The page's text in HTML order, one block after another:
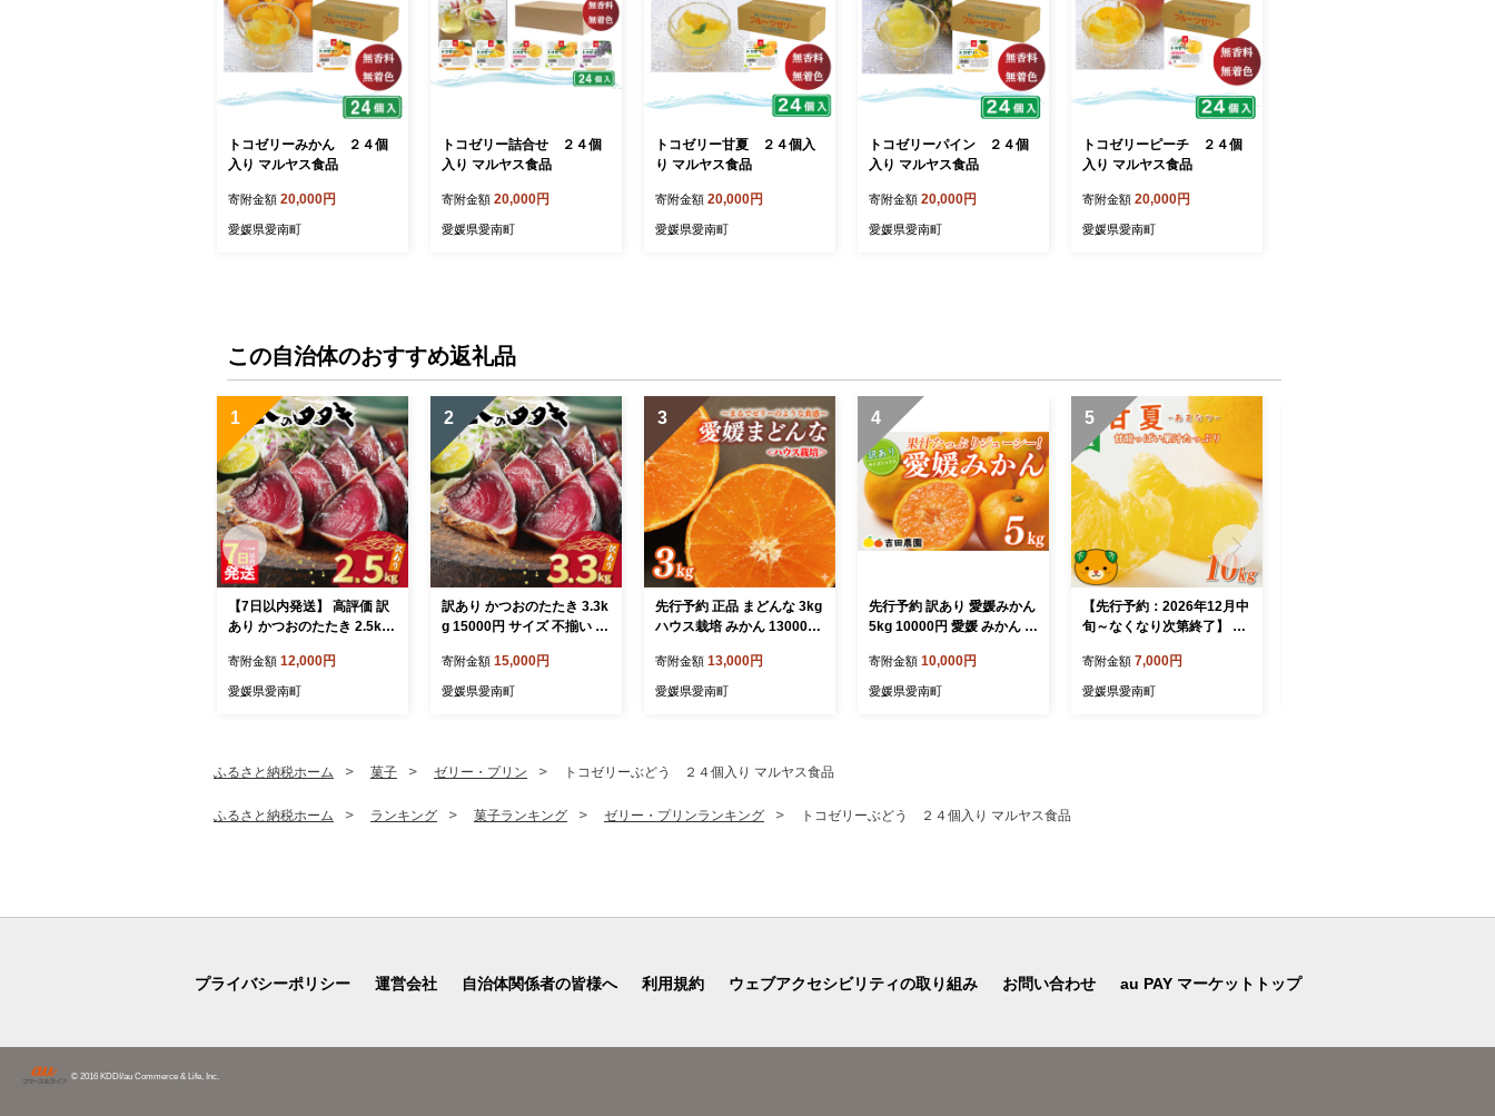
トコゼリーみかん ２４個
入り マルヤス食品
寄附金額 20,000円
愛媛県愛南町
トコゼリー詰合せ ２４個
入り マルヤス食品
寄附金額 20,000円
愛媛県愛南町
トコゼリー甘夏 ２４個入
り マルヤス食品
寄附金額 20,000円
愛媛県愛南町
トコゼリーパイン ２４個
入り マルヤス食品
寄附金額 20,000円
愛媛県愛南町
トコゼリーピーチ ２４個
入り マルヤス食品
寄附金額 20,000円
愛媛県愛南町
この自治体のおすすめ返礼品
1
【7日以内発送】 高評価 訳
あり かつおのたたき 2.5kg
カツオのタタキ かつおのた
たき 鰹のタタキ 鰹のたたき
かつお カツオ 鰹 かつおた
かつおタタキ サイズ 不揃い
規格外 傷 小分け 真空 パッ
寄附金額 12,000円
愛媛県愛南町
2
訳あり かつおのたたき 3.3k
g 15000円 サイズ 不揃い 規
鰹たたき 鰹のたたき 旬 お
手軽 魚海鮮 魚介 父の日 傷
カツオ タタキ 肉 厚 冷凍 人
品 本場 晩ごはん 流水 解凍
簡単 ハマスイ 愛南町 愛媛
寄附金額 15,000円
愛媛県愛南町
3
先行予約 正品 まどんな 3kg
ハウス栽培 みかん 13000円
あいか アイカ 高級 人気 ブ
ランド 柑橘 果物 フルーツ
ikan 蜜柑 ミカン マドンナ
い ゼリー ぷるぷる 前田フ
ァーム 愛南町 愛媛県
寄附金額 13,000円
愛媛県愛南町
4
先行予約 訳あり 愛媛みかん
5kg 10000円 愛媛 みかん 温
an 蜜柑 ミカン 家庭用 産地
直送 国産 農家直送 糖度 期
イズ ミックス 吉田農園 愛
南町 愛媛県
寄附金額 10,000円
愛媛県愛南町
5
【先行予約：2026年12月中
旬～なくなり次第終了】 訳
25年 以上 みかん mikan 蜜
柑 わけあり あまなつ 夏み
寄附金額 7,000円
愛媛県愛南町
ふるさと納税ホーム 菓子 ゼリー・プリン トコゼリーぶどう ２４個入り マルヤス食品
ふるさと納税ホーム ランキング 菓子ランキング ゼリー・プリンランキング トコゼリーぶどう ２４個入り マルヤス食品
プライバシーポリシー 運営会社 自治体関係者の皆様へ 利用規約 ウェブアクセシビリティの取り組み お問い合わせ au PAY マーケットトップ
© 2016 KDDI/au Commerce & Life, Inc.